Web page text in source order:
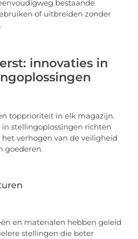
bestaande
of uitbreiden zonder
innovaties in
topprioriteit in elk magazijn.
stellingoplossingen richten
verhogen van de veiligheid
goederen.
en materialen hebben geleid
stellingen die beter